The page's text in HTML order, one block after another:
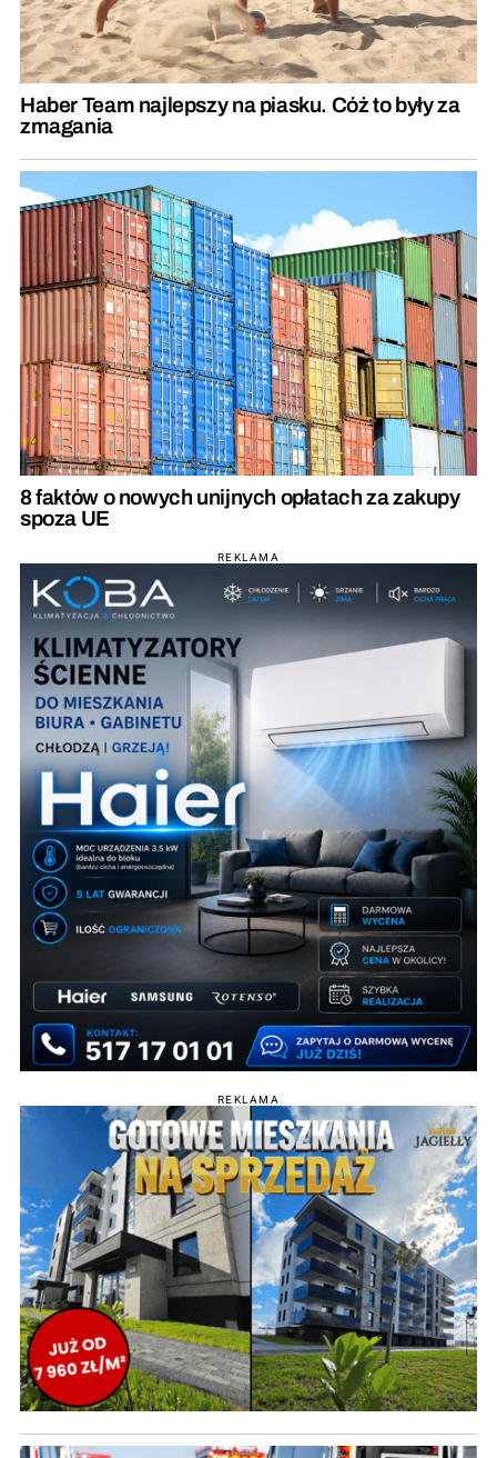
Haber Team najlepszy na piasku. Cóż to były za
zmagania
8 faktów o nowych unijnych opłatach za zakupy
spoza UE
REKLAMA
REKLAMA